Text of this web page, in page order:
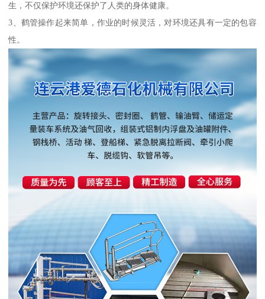
生，不仅保护环境还保护了人类的身体健康。
3、鹤管操作起来简单，作业的时候灵活，对环境还具有一定的包容
性。